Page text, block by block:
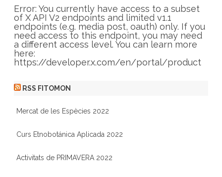
r
i
e
s
Error: You currently have access to a subset
of X API V2 endpoints and limited v1.1
endpoints (e.g. media post, oauth) only. If you
need access to this endpoint, you may need
a different access level. You can learn more
here:
https://developer.x.com/en/portal/product
RSS FITOMON
Mercat de les Espècies 2022
Curs Etnobotánica Aplicada 2022
Activitats de PRIMAVERA 2022